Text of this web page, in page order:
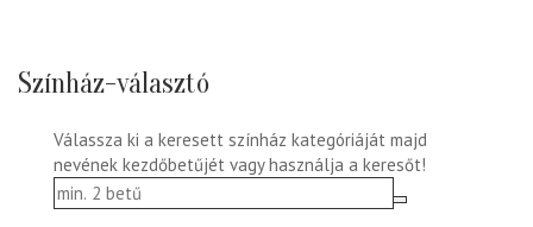
Színház-választó
Válassza ki a keresett színház kategóriáját majd
nevének kezdőbetűjét vagy használja a keresőt!